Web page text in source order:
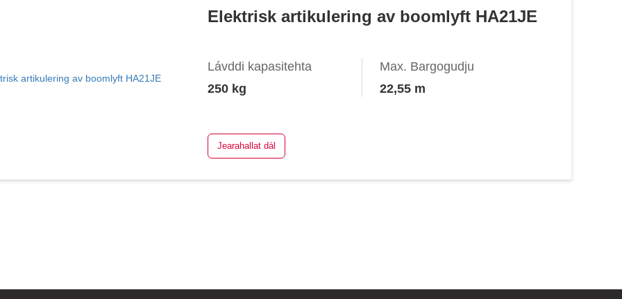
Elektrisk artikulering av boomlyft HA21JE
Lávddi kapasitehta
250 kg
Max. Bargogudju
22,55 m
Jearahallat dál